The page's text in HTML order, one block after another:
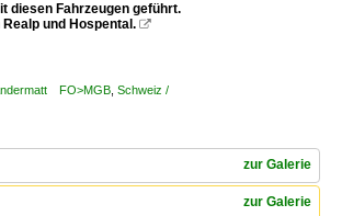
diesen Fahrzeugen geführt.
und Hospental. 
FO>MGB Schweiz /
zur Galerie
zur Galerie